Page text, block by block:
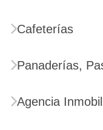
Cafeterías
Panaderías,
Agencia